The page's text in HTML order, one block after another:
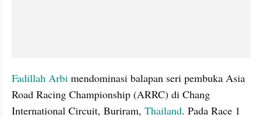
Fadillah Arbi mendominasi balapan seri pembuka Asia
Road Racing Championship (ARRC) di Chang
International Circuit, Buriram, Thailand. Pada Race 1